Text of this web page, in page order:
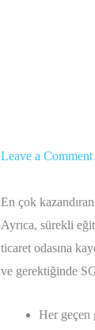
Leave a Comment
En çok
Ayrıca, sürekli
ticaret odasına
ve gerektiğinde
Her geçen